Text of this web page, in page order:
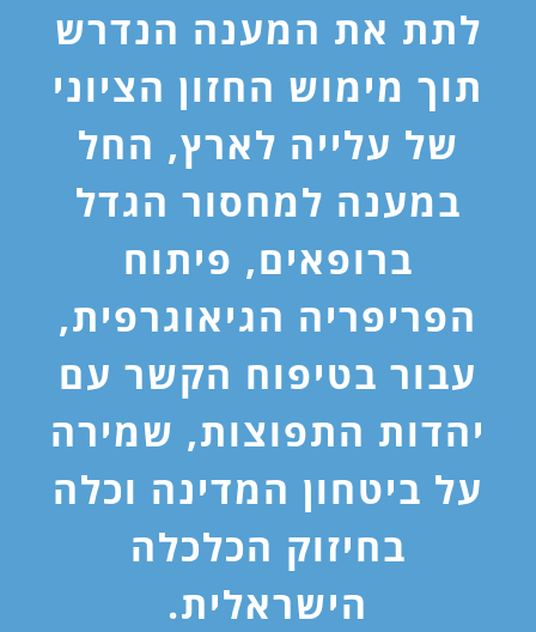
לתת את המענה הנדרש
תוך מימוש החזון הציוני
של עלייה לארץ, החל
במענה למחסור הגדל
ברופאים, פיתוח
הפריפריה הגיאוגרפית,
עבור בטיפוח הקשר עם
יהדות התפוצות, שמירה
על ביטחון המדינה וכלה
בחיזוק הכלכלה
הישראלית.